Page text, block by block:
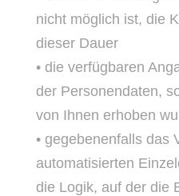
nicht möglich ist, die
dieser Dauer
• die verfügbaren
der Personendaten,
von Ihnen erhoben
• gegebenenfalls das
automatisierten
die Logik, auf der die